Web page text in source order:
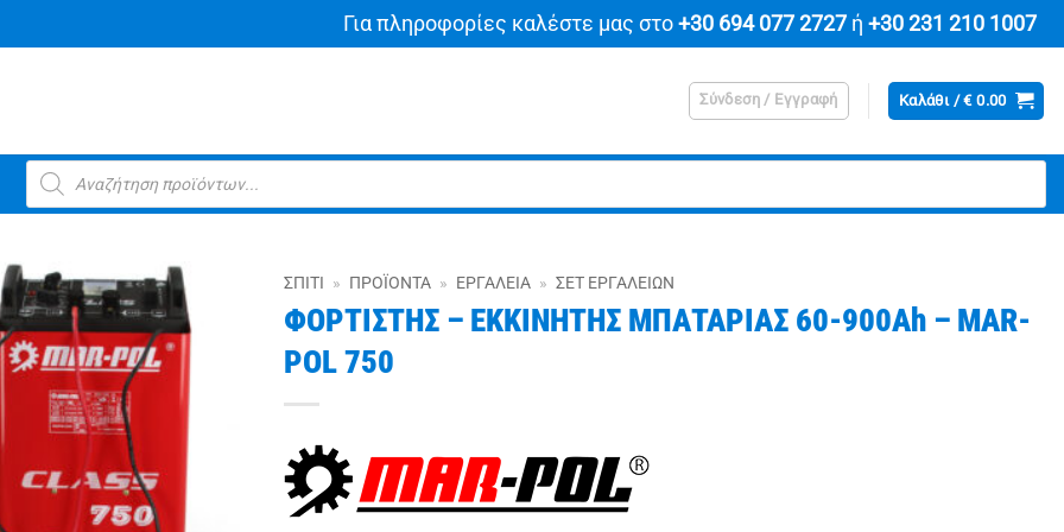
Για πληροφορίες καλέστε μας στο +30 694 077 2727ή +30 231 210 1007
Σύνδεση / Εγγραφή Καλάθι /€0.00
Products
search
ΣΠΊΤΙ » ΠΡΟΪΌΝΤΑ » ΕΡΓΑΛΕΊΑ » ΣΕΤ ΕΡΓΑΛΕΊΩΝ
ΦΟΡΤΙΣΤΗΣ – ΕΚΚΙΝΗΤΗΣ ΜΠΑΤΑΡΙΑΣ 60-900Ah – MAR-
POL 750